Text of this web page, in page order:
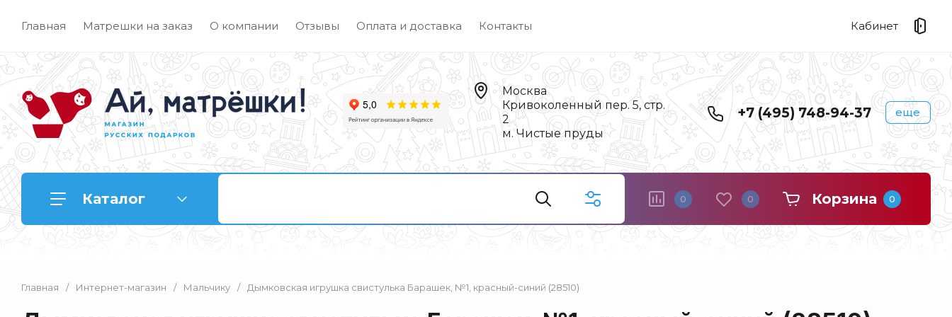
Главная Матрешки на заказ О компании Отзывы Оплата и доставка Контакты Кабинет
Москва
Кривоколенный пер. 5, стр.
2
м. Чистые пруды
+7 (495) 748-94-37 еще
Матрешки
Каталог 0 0 Корзина 0
Главная / Интернет-магазин / Мальчику / Дымковская игрушка свистулька Барашек, №1, красный-синий (28510)